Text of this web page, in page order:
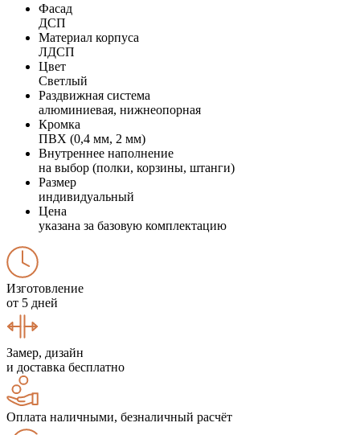
Фасад
ДСП
Материал корпуса
ЛДСП
Цвет
Светлый
Раздвижная система
алюминиевая, нижнеопорная
Кромка
ПВХ (0,4 мм, 2 мм)
Внутреннее наполнение
на выбор (полки, корзины, штанги)
Размер
индивидуальный
Цена
указана за базовую комплектацию
Изготовление
от 5 дней
Замер, дизайн
и доставка бесплатно
Оплата наличными, безналичный расчёт